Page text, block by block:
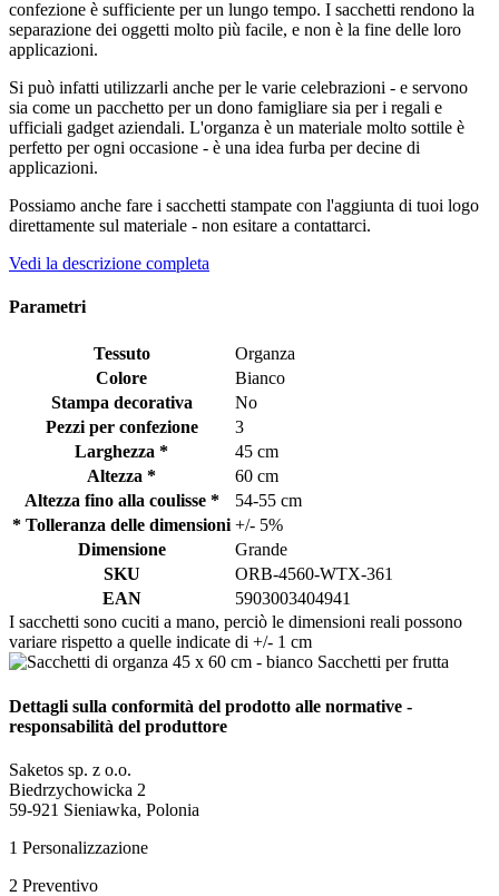
confezione è sufficiente per un lungo tempo. I sacchetti rendono la
separazione dei oggetti molto più facile, e non è la fine delle loro
applicazioni.
Si può infatti utilizzarli anche per le varie celebrazioni - e servono
sia come un pacchetto per un dono famigliare sia per i regali e
ufficiali gadget aziendali. L'organza è un materiale molto sottile è
perfetto per ogni occasione - è una idea furba per decine di
applicazioni.
Possiamo anche fare i sacchetti stampate con l'aggiunta di tuoi logo
direttamente sul materiale - non esitare a contattarci.
Vedi la descrizione completa
Parametri
Tessuto
Organza
Colore
Bianco
Stampa decorativa
No
Pezzi per confezione
3
Larghezza *
45 cm
Altezza *
60 cm
Altezza fino alla coulisse *
54-55 cm
* Tolleranza delle dimensioni +/- 5%
Dimensione
Grande
SKU
ORB-4560-WTX-361
EAN
5903003404941
I sacchetti sono cuciti a mano, perciò le dimensioni reali possono
variare rispetto a quelle indicate di +/- 1 cm
Dettagli sulla conformità del prodotto alle normative -
responsabilità del produttore
Saketos sp. z o.o.
Biedrzychowicka 2
59-921 Sieniawka, Polonia
1 Personalizzazione
2 Preventivo